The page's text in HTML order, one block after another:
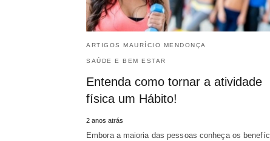
ARTIGOS MAURÍCIO MENDONÇA
SAÚDE E BEM ESTAR
Entenda como tornar a atividade
física um Hábito!
2 anos atrás
Embora a maioria das pessoas conheça os